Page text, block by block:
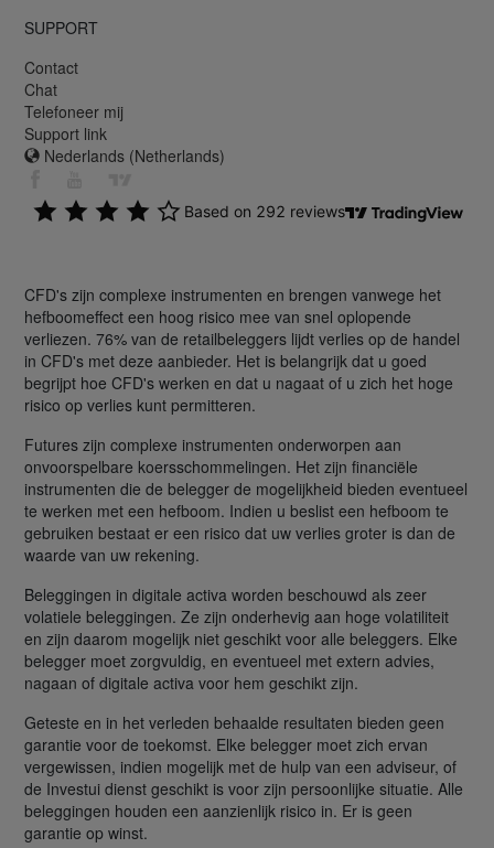
SUPPORT
Contact
Chat
Telefoneer mij
Support link
Nederlands (Netherlands)
CFD's zijn complexe instrumenten en brengen vanwege het
hefboomeffect een hoog risico mee van snel oplopende
verliezen. 76% van de retailbeleggers lijdt verlies op de handel
in CFD's met deze aanbieder. Het is belangrijk dat u goed
begrijpt hoe CFD's werken en dat u nagaat of u zich het hoge
risico op verlies kunt permitteren.
Futures zijn complexe instrumenten onderworpen aan
onvoorspelbare koersschommelingen. Het zijn financiële
instrumenten die de belegger de mogelijkheid bieden eventueel
te werken met een hefboom. Indien u beslist een hefboom te
gebruiken bestaat er een risico dat uw verlies groter is dan de
waarde van uw rekening.
Beleggingen in digitale activa worden beschouwd als zeer
volatiele beleggingen. Ze zijn onderhevig aan hoge volatiliteit
en zijn daarom mogelijk niet geschikt voor alle beleggers. Elke
belegger moet zorgvuldig, en eventueel met extern advies,
nagaan of digitale activa voor hem geschikt zijn.
Geteste en in het verleden behaalde resultaten bieden geen
garantie voor de toekomst. Elke belegger moet zich ervan
vergewissen, indien mogelijk met de hulp van een adviseur, of
de Investui dienst geschikt is voor zijn persoonlijke situatie. Alle
beleggingen houden een aanzienlijk risico in. Er is geen
garantie op winst.